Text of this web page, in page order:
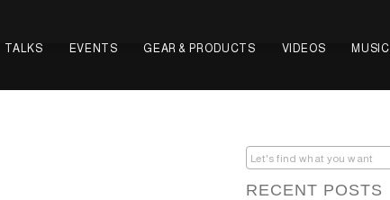
TALKS EVENTS GEAR & PRODUCTS VIDEOS MUSIC
RECENT POSTS